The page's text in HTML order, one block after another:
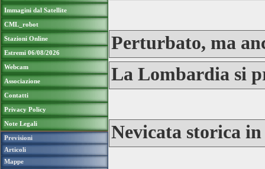
Immagini dal Satellite
CML_robot
Stazioni Online
Estremi 06/08/2026
Webcam
Associazione
Contatti
Privacy Policy
Note Legali
Previsioni
Articoli
Mappe
Perturbato, ma
La Lombardia si
Nevicata storica